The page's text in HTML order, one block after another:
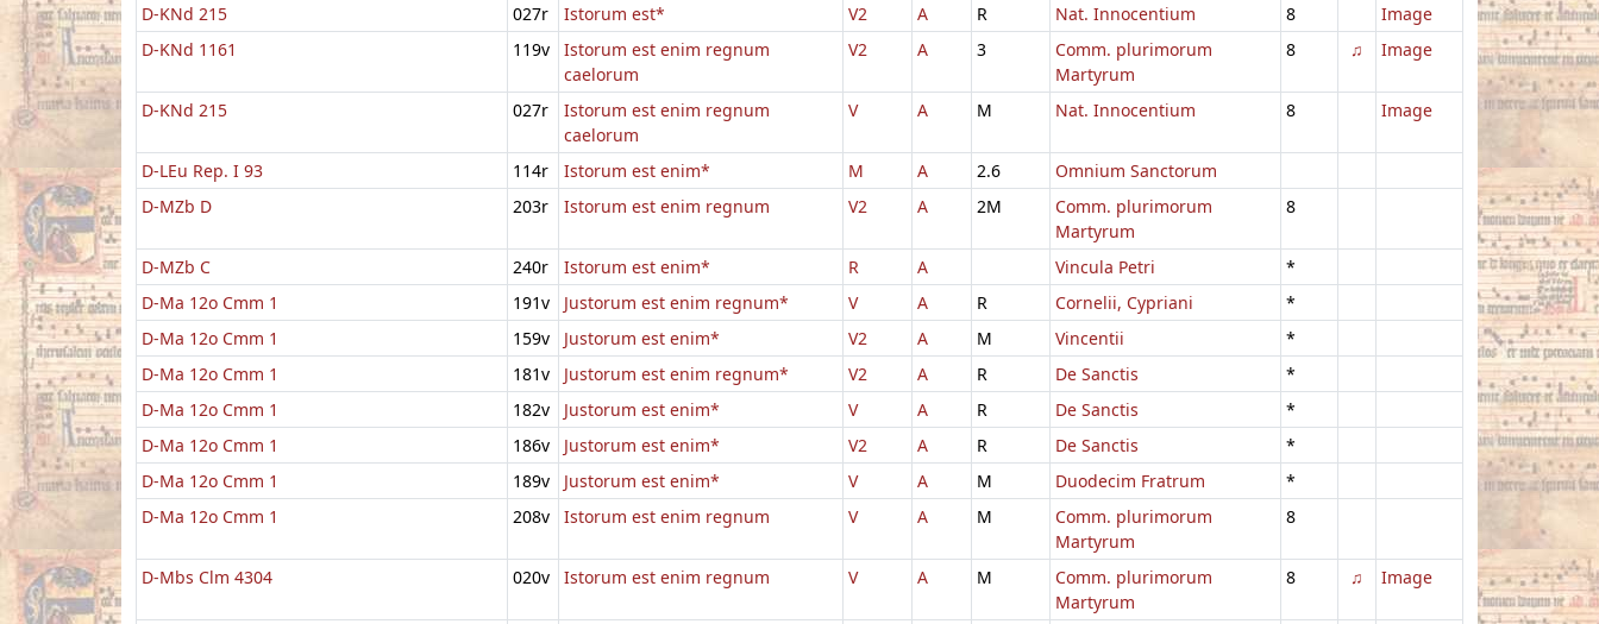
D-KNd 215 027r Istorum est* V2 A R Nat. Innocentium 8
Image
D-KNd 1161
119v
Istorum est enim regnum
caelorum
V2 A 3
Comm. plurimorum
Martyrum
8 ♫ Image
D-KNd 215 027r
Istorum est enim regnum
caelorum
V A M Nat. Innocentium 8 Image
D-LEu Rep. I 93 114r Istorum est enim* M A 2.6
Omnium Sanctorum
D-MZb D
203r Istorum est enim regnum V2 A 2M
Comm. plurimorum
Martyrum
8
D-MZb C 240r Istorum est enim* R A Vincula Petri
*
D-Ma 12o Cmm 1
191v Justorum est enim regnum* V A R Cornelii, Cypriani
*
D-Ma 12o Cmm 1
159v Justorum est enim* V2 A M Vincentii
*
D-Ma 12o Cmm 1
181v Justorum est enim regnum* V2 A R De Sanctis
*
D-Ma 12o Cmm 1
182v Justorum est enim* V A R De Sanctis
*
D-Ma 12o Cmm 1
186v Justorum est enim* V2 A R De Sanctis
*
D-Ma 12o Cmm 1
189v Justorum est enim* V A M Duodecim Fratrum
*
D-Ma 12o Cmm 1
208v Istorum est enim regnum V A M
Comm. plurimorum
Martyrum
8
D-Mbs Clm 4304 020v Istorum est enim regnum V A M
Comm. plurimorum
Martyrum
8 ♫ Image